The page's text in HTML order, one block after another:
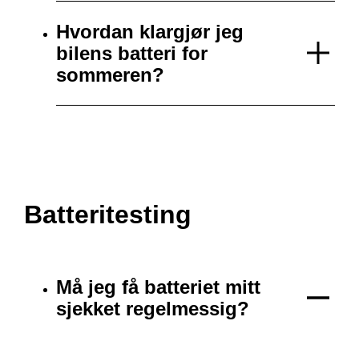
Hvordan klargjør jeg
bilens batteri for
sommeren?
Batteritesting
Må jeg få batteriet mitt
sjekket regelmessig?